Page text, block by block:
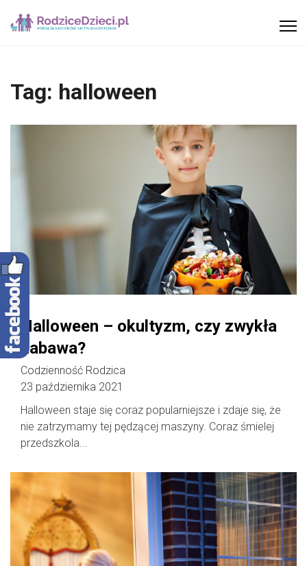
Tag: halloween
Halloween – okultyzm, czy zwykła
zabawa?
Codzienność Rodzica
23 października 2021
Halloween staje się coraz popularniejsze i zdaje się, że
nie zatrzymamy tej pędzącej maszyny. Coraz śmielej
przedszkola...